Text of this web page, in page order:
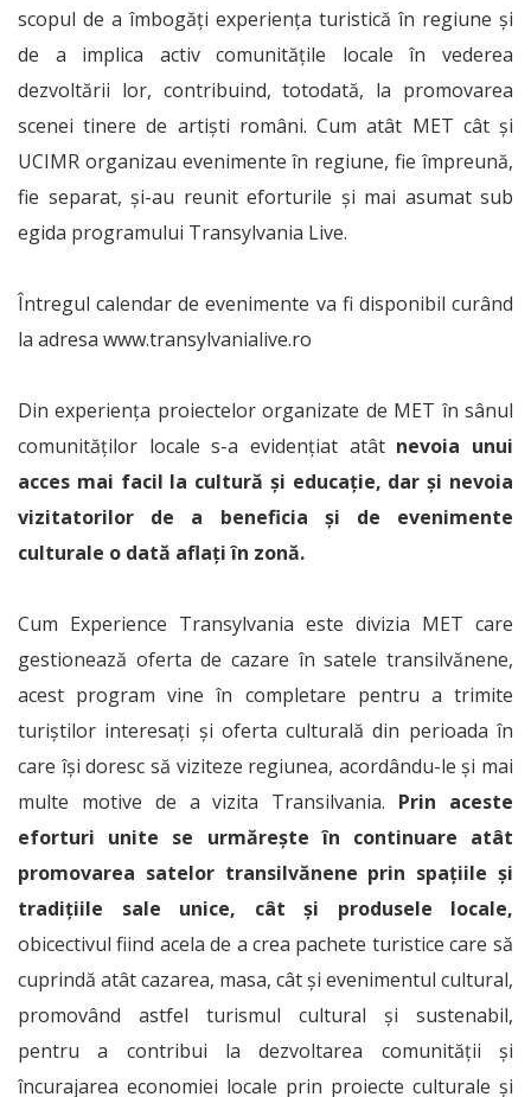
scopul de a îmbogăți experiența turistică în regiune și
de a implica activ comunitățile locale în vederea
dezvoltării lor, contribuind, totodată, la promovarea
scenei tinere de artiști români. Cum atât MET cât și
UCIMR organizau evenimente în regiune, fie împreună,
fie separat, și-au reunit eforturile și mai asumat sub
egida programului Transylvania Live.
Întregul calendar de evenimente va fi disponibil curând
la adresa www.transylvanialive.ro
Din experiența proiectelor organizate de MET în sânul
comunităților locale s-a evidențiat atât nevoia unui
acces mai facil la cultură și educație, dar și nevoia
vizitatorilor de a beneficia și de evenimente
culturale o dată aflați în zonă.
Cum Experience Transylvania este divizia MET care
gestionează oferta de cazare în satele transilvănene,
acest program vine în completare pentru a trimite
turiștilor interesați și oferta culturală din perioada în
care își doresc să viziteze regiunea, acordându-le și mai
multe motive de a vizita Transilvania. Prin aceste
eforturi unite se urmărește în continuare atât
promovarea satelor transilvănene prin spațiile și
tradițiile sale unice, cât și produsele locale,
obicectivul fiind acela de a crea pachete turistice care să
cuprindă atât cazarea, masa, cât și evenimentul cultural,
promovând astfel turismul cultural și sustenabil,
pentru a contribui la dezvoltarea comunității și
încurajarea economiei locale prin proiecte culturale și